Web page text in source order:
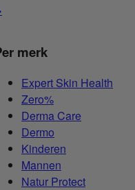
merk
Expert Skin Health
Zero%
Derma Care
Dermo
Kinderen
Mannen
Natur Protect